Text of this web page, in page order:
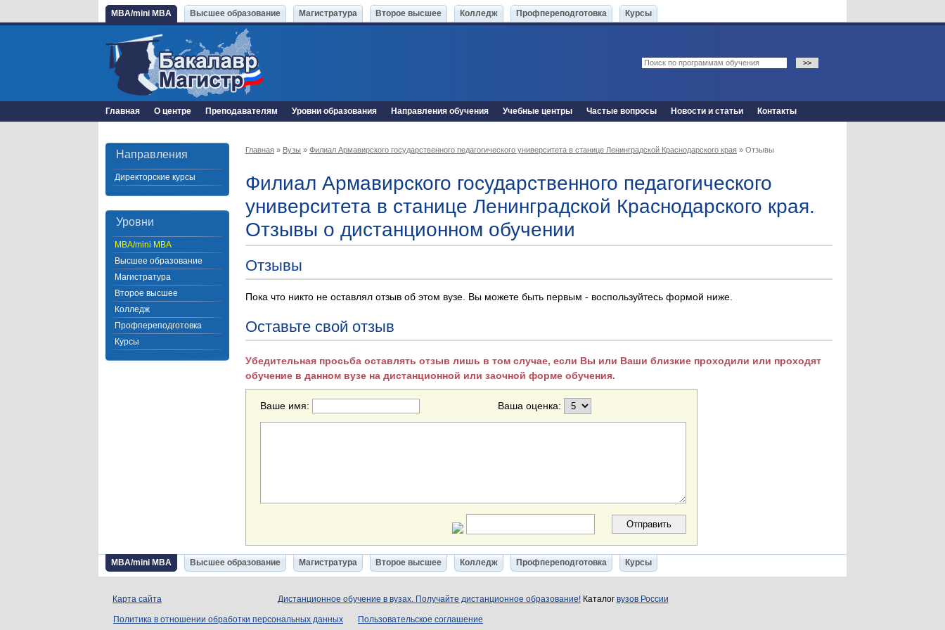
MBA/mini MBA Высшее образование Магистратура Второе высшее Колледж Профпереподготовка Курсы
Главная О центре Преподавателям Уровни образования Направления обучения Учебные центры Частые вопросы Новости и статьи Контакты
Направления
Директорские курсы
Уровни
MBA/mini MBA
Высшее образование
Магистратура
Второе высшее
Колледж
Профпереподготовка
Курсы
Главная » Вузы » Филиал Армавирского государственного педагогического университета в станице Ленинградской Краснодарского края » Отзывы
Филиал Армавирского государственного педагогического
университета в станице Ленинградской Краснодарского края.
Отзывы о дистанционном обучении
Отзывы
Пока что никто не оставлял отзыв об этом вузе. Вы можете быть первым - воспользуйтесь формой ниже.
Оставьте свой отзыв
Убедительная просьба оставлять отзыв лишь в том случае, если Вы или Ваши близкие проходили или проходят
обучение в данном вузе на дистанционной или заочной форме обучения.
Ваше имя: Ваша оценка:
MBA/mini MBA Высшее образование Магистратура Второе высшее Колледж Профпереподготовка Курсы
Карта сайта Дистанционное обучение в вузах. Получайте дистанционное образование!Каталог вузов России
Политика в отношении обработки персональных данных Пользовательское соглашение